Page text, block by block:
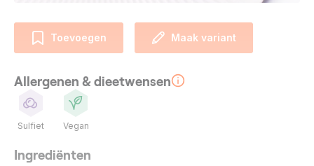
Toevoegen Maak variant
Allergenen & dieetwensen
Sulfiet Vegan
Ingrediënten